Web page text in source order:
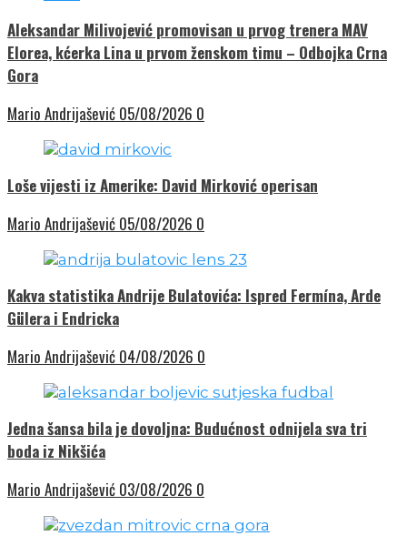
Aleksandar Milivojević promovisan u prvog trenera MAV
Elorea, kćerka Lina u prvom ženskom timu – Odbojka Crna
Gora
Mario Andrijašević 05/08/2026 0
Loše vijesti iz Amerike: David Mirković operisan
Mario Andrijašević 05/08/2026 0
Kakva statistika Andrije Bulatovića: Ispred Fermína, Arde
Gülera i Endricka
Mario Andrijašević 04/08/2026 0
Jedna šansa bila je dovoljna: Budućnost odnijela sva tri
boda iz Nikšića
Mario Andrijašević 03/08/2026 0